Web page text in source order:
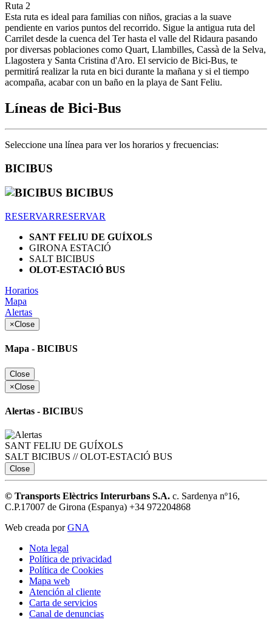
Ruta 2
Esta ruta es ideal para familias con niños, gracias a la suave
pendiente en varios puntos del recorrido. Sigue la antigua ruta del
Carrilet desde la cuenca del Ter hasta el valle del Ridaura pasando
por diversas poblaciones como Quart, Llambilles, Cassà de la Selva,
Llagostera y Santa Cristina d'Aro. El servicio de Bici-Bus, te
permitirá realizar la ruta en bici durante la mañana y si el tiempo
acompaña, acabar con un baño en la playa de Sant Feliu.
Líneas de Bici-Bus
Seleccione una línea para ver los horarios y frecuencias:
BICIBUS
BICIBUS
RESERVARRESERVAR
SANT FELIU DE GUÍXOLS
GIRONA ESTACIÓ
SALT BICIBUS
OLOT-ESTACIÓ BUS
Horarios
Mapa
Alertas
×Close
Mapa - BICIBUS
Close
×Close
Alertas - BICIBUS
SANT FELIU DE GUÍXOLS
SALT BICIBUS // OLOT-ESTACIÓ BUS
Close
© Transports Elèctrics Interurbans S.A. c. Sardenya nº16,
C.P.17007 de Girona (Espanya) +34 972204868
Web creada porGNA
Nota legal
Política de privacidad
Política de Cookies
Mapa web
Atención al cliente
Carta de servicios
Canal de denuncias